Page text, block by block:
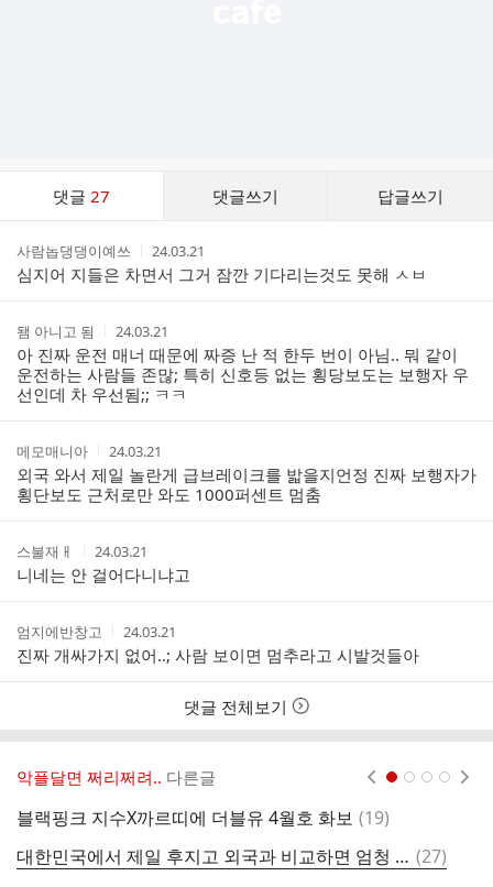
댓글27 댓글쓰기 답글쓰기
스
작
성
자
사람놉댕댕이예쓰
작
성
시
간
24.03.21
심지어 지들은 차면서 그거 잠깐 기다리는것도 못해 ㅅㅂ
작
성
자
됌 아니고 됨
작
성
시
간
24.03.21
아 진짜 운전 매너 때문에 짜증 난 적 한두 번이 아님.. 뭐 같이
운전하는 사람들 존많; 특히 신호등 없는 횡당보도는 보행자 우
선인데 차 우선됨;; ㅋㅋ
작
성
자
메모매니아
작
성
시
간
24.03.21
외국 와서 제일 놀란게 급브레이크를 밟을지언정 진짜 보행자가
횡단보도 근처로만 와도 1000퍼센트 멈춤
작
성
자
스불재ㅐ
작
성
시
간
24.03.21
니네는 안 걸어다니냐고
작
성
자
엄지에반창고
작
성
시
간
24.03.21
진짜 개싸가지 없어..; 사람 보이면 멈추라고 시발것들아
댓글 전체보기
악플달면 쩌리쩌려.. 다른글
블랙핑크 지수X까르띠에 더블유 4월호 화보 댓
(19)
대한민국에서 제일 후지고 외국과 비교하면 엄청 개똥같은 매너 댓
글
(27)